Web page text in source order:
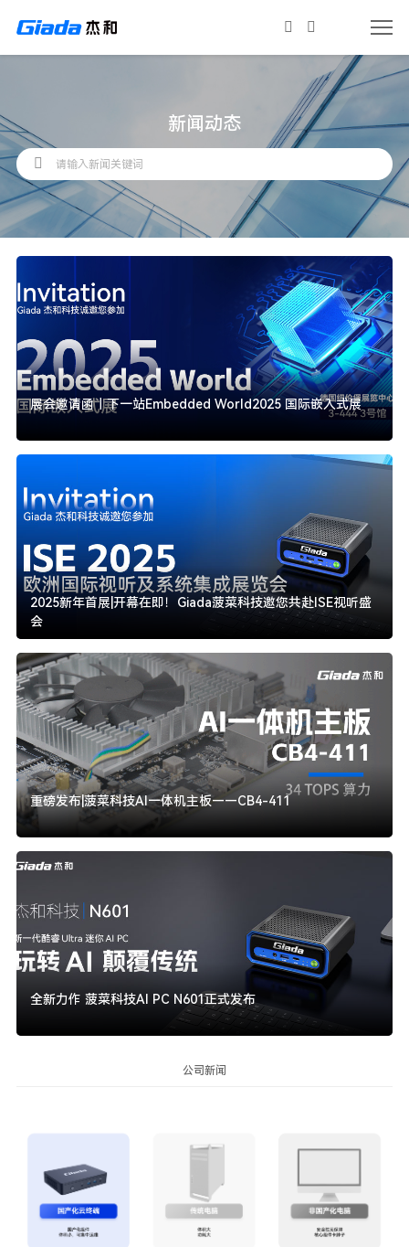
新闻动态
展会邀请函｜下一站Embedded World2025 国际嵌入式展
2025新年首展|开幕在即！Giada菠菜科技邀您共赴ISE视听盛
会
重磅发布|菠菜科技AI一体机主板——CB4-411
全新力作 菠菜科技AI PC N601正式发布
公司新闻